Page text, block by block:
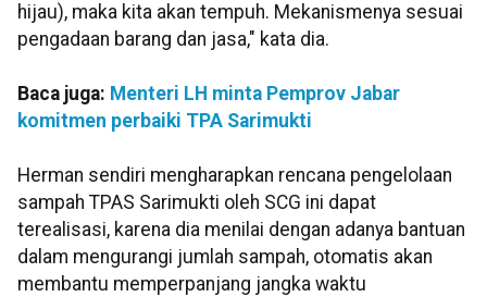
hijau), maka kita akan tempuh. Mekanismenya sesuai
pengadaan barang dan jasa," kata dia.
Baca juga: Menteri LH minta Pemprov Jabar
komitmen perbaiki TPA Sarimukti
Herman sendiri mengharapkan rencana pengelolaan
sampah TPAS Sarimukti oleh SCG ini dapat
terealisasi, karena dia menilai dengan adanya bantuan
dalam mengurangi jumlah sampah, otomatis akan
membantu memperpanjang jangka waktu